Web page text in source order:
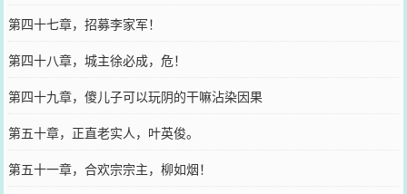
第四十七章，招募李家军！
第四十八章，城主徐必成，危！
第四十九章，傻儿子可以玩阴的干嘛沾染因果
第五十章，正直老实人，叶英俊。
第五十一章，合欢宗宗主，柳如烟！